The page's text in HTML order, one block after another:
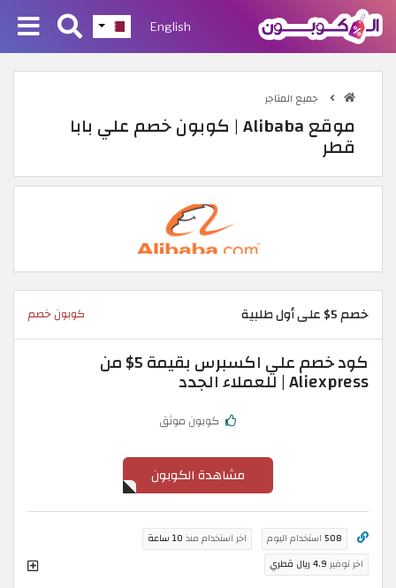
English
جميع المتاجر
موقع Alibaba | كوبون خصم علي بابا
قطر
خصم 5$ على أول طلبية كوبون خصم
كود خصم علي اكسبرس بقيمة 5$ من
Aliexpress | للعملاء الجدد
كوبون موثق
مشاهدة الكوبون
508 استخدام اليوم اخر استخدام منذ 10 ساعة
اخر توفير 4.9 ريال قطري